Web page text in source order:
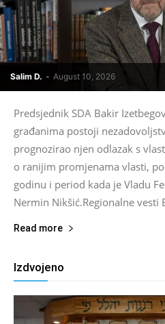
Salim D. - August 10, 2026
Predsjednik SDA Bakir
građanima postoji
prognozirao njen odlazak s
o ranijim promjenama vlasti,
godinu i period kada je Vladu
Nermin Nikšić.Regionalne vesti
Read more
Izdvojeno